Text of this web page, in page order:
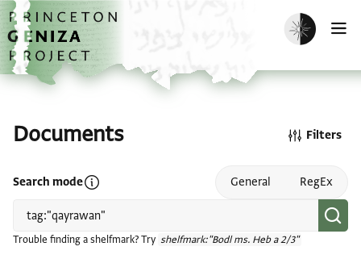
Skip to main content
home
Enable dark
Documents
Search modeOpen search mode help General RegEx
Trouble finding a shelfmark? Try shelfmark:"Bodl ms. Heb a 2/3"
Filters